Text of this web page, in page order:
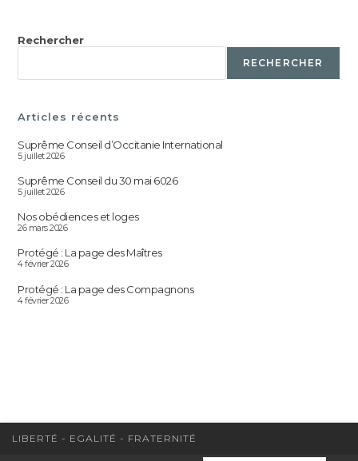
Rechercher
RECHERCHER
Articles récents
Suprême Conseil d’Occitanie International
5 juillet 2026
Suprême Conseil du 30 mai 6026
5 juillet 2026
Nos obédiences et loges
26 mars 2026
Protégé : La page des Maîtres
4 février 2026
Protégé : La page des Compagnons
4 février 2026
LIBERTÉ - EGALITÉ - FRATERNITÉ